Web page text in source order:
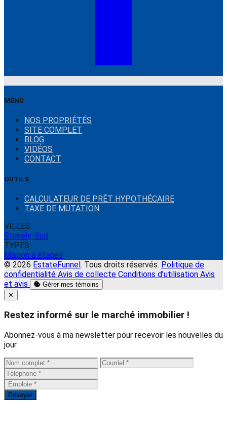
MENU
NOS PROPRIÉTÉS
SITE COMPLET
BLOG
VIDÉOS
CONTACT
OUTILS
CALCULATEUR DE PRÊT HYPOTHÉCAIRE
TAXE DE MUTATION
VILLES
Stukely-Sud
TYPES
Maison à étages
© 2026 EstateFunnel. Tous droits réservés. Politique de
confidentialité Avis de collecte Conditions d’utilisation Avis
et avis
Gérer mes témoins
Close
✕
Restez informé sur le marché immobilier !
Abonnez-vous à ma newsletter pour recevoir les nouvelles du
jour.
Envoyer